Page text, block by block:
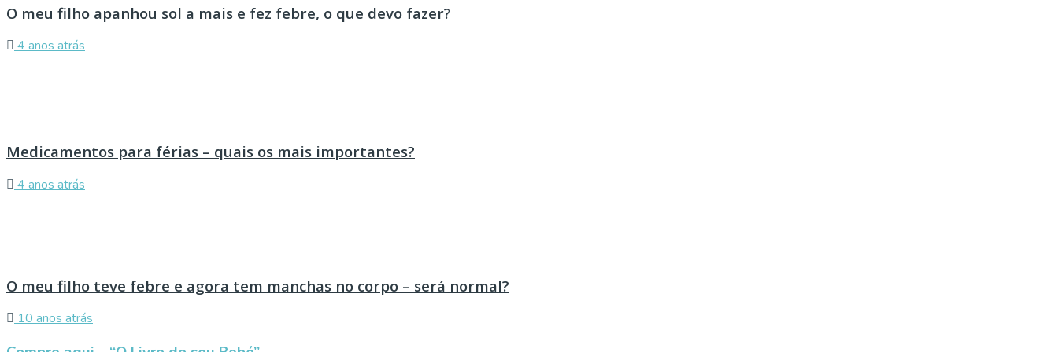
O meu filho apanhou sol a mais e fez febre, o que devo fazer?
4 anos atrás
Medicamentos para férias – quais os mais importantes?
4 anos atrás
O meu filho teve febre e agora tem manchas no corpo – será normal?
10 anos atrás